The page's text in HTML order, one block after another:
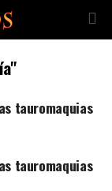
tauromaquias
tauromaquias